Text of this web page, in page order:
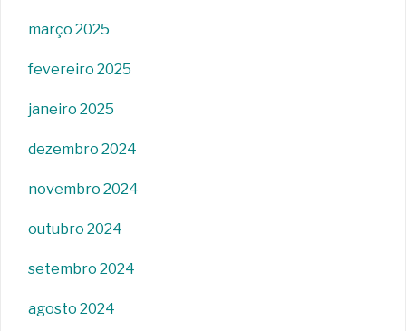
março 2025
fevereiro 2025
janeiro 2025
dezembro 2024
novembro 2024
outubro 2024
setembro 2024
agosto 2024